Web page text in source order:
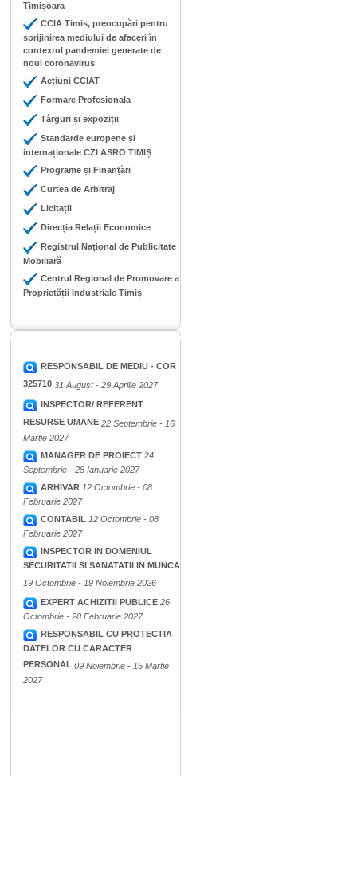
Timișoara
CCIA Timis, preocupări pentru
sprijinirea mediului de afaceri în
contextul pandemiei generate de
noul coronavirus
Acțiuni CCIAT
Formare Profesionala
Târguri și expoziții
Standarde europene și
internaționale CZI ASRO TIMIȘ
Programe și Finanțări
Curtea de Arbitraj
Licitații
Direcția Relații Economice
Registrul Național de Publicitate
Mobiliară
Centrul Regional de Promovare a
Proprietății Industriale Timiș
RESPONSABIL DE MEDIU - COR
325710 31 August - 29 Aprilie 2027
INSPECTOR/ REFERENT
RESURSE UMANE 22 Septembrie - 16
Martie 2027
MANAGER DE PROIECT 24
Septembrie - 28 Ianuarie 2027
ARHIVAR 12 Octombrie - 08
Februarie 2027
CONTABIL 12 Octombrie - 08
Februarie 2027
INSPECTOR IN DOMENIUL
SECURITATII SI SANATATII IN MUNCA
19 Octombrie - 19 Noiembrie 2026
EXPERT ACHIZITII PUBLICE 26
Octombrie - 28 Februarie 2027
RESPONSABIL CU PROTECTIA
DATELOR CU CARACTER
PERSONAL 09 Noiembrie - 15 Martie
2027